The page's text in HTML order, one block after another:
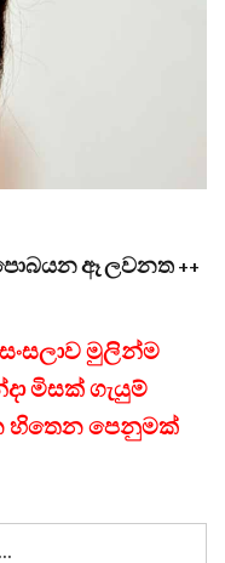
පොබයන ඈ ලවනත ++
මුලින්ම
මිසක් ගැයුම්
හිතෙන පෙනුමක්